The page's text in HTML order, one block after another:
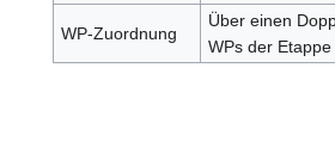
WP-Zuordnung
Über einen
WPs der